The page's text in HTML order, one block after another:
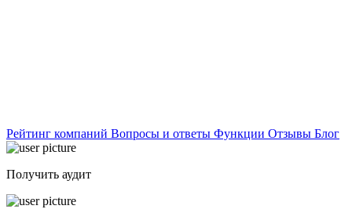
Рейтинг компаний Вопросы и ответы Функции Отзывы Блог
Получить аудит